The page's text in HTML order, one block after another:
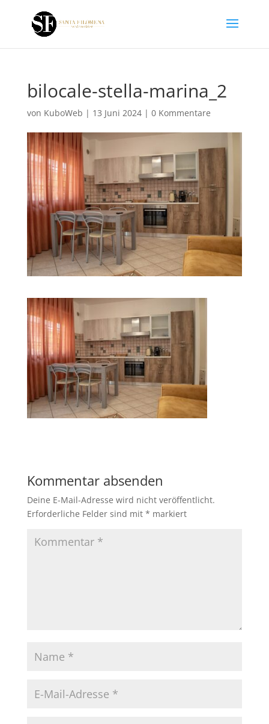
bilocale-stella-marina_2
von KuboWeb | 13 Juni 2024| 0 Kommentare
Kommentar absenden
Deine E-Mail-Adresse wird nicht veröffentlicht.
Erforderliche Felder sind mit * markiert